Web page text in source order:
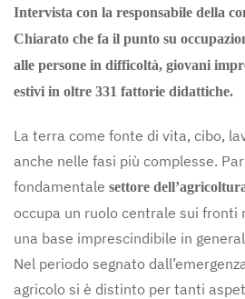
Intervista con la responsabile della
Chiarato che fa il punto su
alle persone in difficoltà, giovani
estivi in oltre 331 fattorie didattiche.
La terra come fonte di vita, cibo,
anche nelle fasi più complesse.
fondamentale settore
occupa un ruolo centrale sui fronti
una base imprescindibile in
Nel periodo segnato
agricolo si è distinto per tanti